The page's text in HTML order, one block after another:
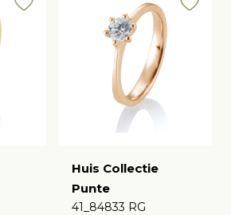
Huis Collectie
Punte
41_84833 RG